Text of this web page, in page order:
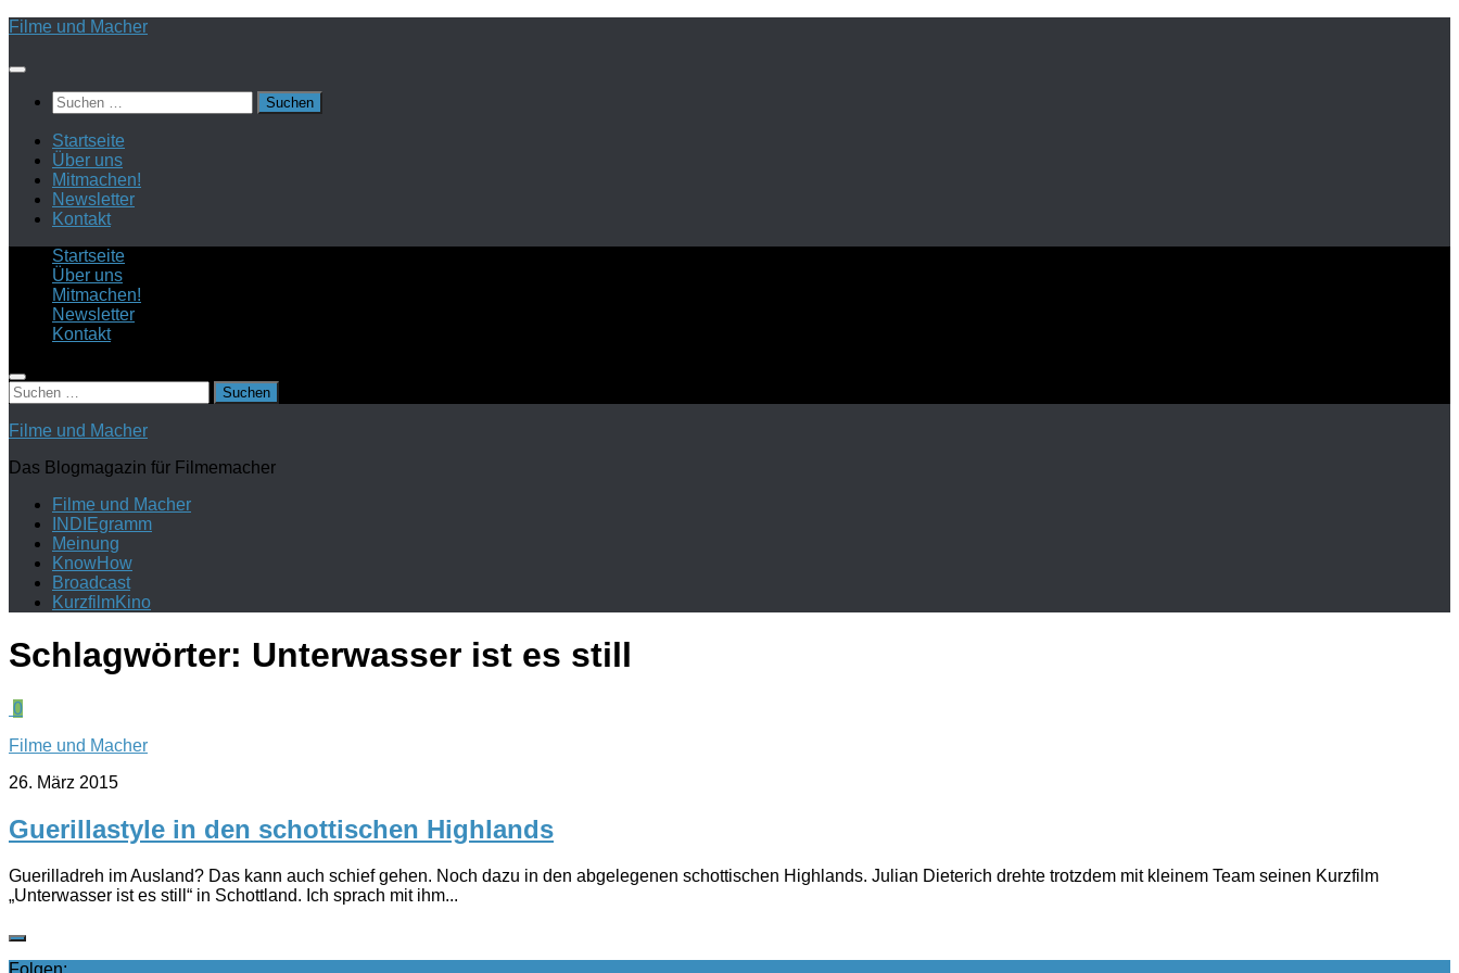
Zum
springen
Filme und Macher
Suchen
nach:
Startseite
Über uns
Mitmachen!
Newsletter
Kontakt
Startseite
Über uns
Mitmachen!
Newsletter
Kontakt
Suchen
nach:
Filme und Macher
Das Blogmagazin für Filmemacher
Filme und Macher
INDIEgramm
Meinung
KnowHow
Broadcast
KurzfilmKino
Schlagwörter: Unterwasser ist es still
0
Filme und Macher
26. März 2015
Guerillastyle in den schottischen Highlands
Guerilladreh im Ausland? Das kann auch schief gehen. Noch dazu in den abgelegenen schottischen Highlands. Julian Dieterich drehte trotzdem mit kleinem Team seinen Kurzfilm
„Unterwasser ist es still“ in Schottland. Ich sprach mit ihm...
Folgen: